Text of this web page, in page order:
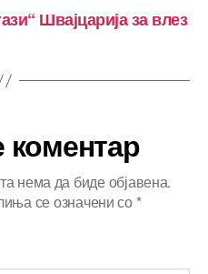
Швајцарија за влез
нема да биде објавена.
се означени со *